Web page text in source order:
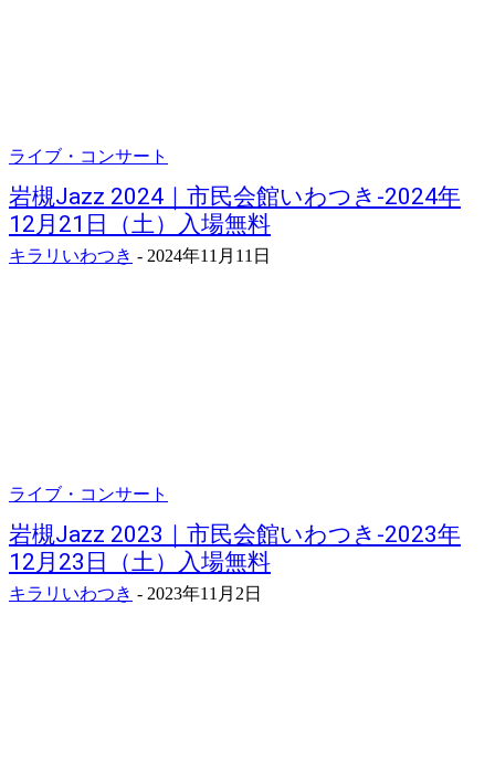
ライブ・コンサート
岩槻Jazz 2024｜市民会館いわつき-2024年
12月21日（土）入場無料
キラリいわつき - 2024年11月11日
ライブ・コンサート
岩槻Jazz 2023｜市民会館いわつき-2023年
12月23日（土）入場無料
キラリいわつき - 2023年11月2日